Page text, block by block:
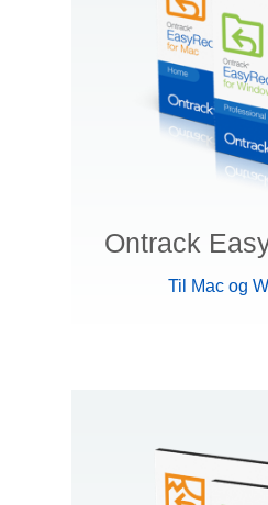
Ontrack
Til Mac og